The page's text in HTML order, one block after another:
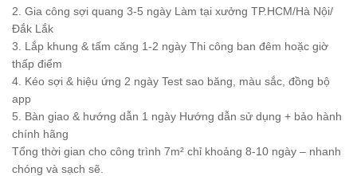
2. Gia công sợi quang 3-5 ngày Làm tại xưởng TP.HCM/Hà Nội/
Đắk Lắk
3. Lắp khung & tấm căng 1-2 ngày Thi công ban đêm hoặc giờ
thấp điểm
4. Kéo sợi & hiệu ứng 2 ngày Test sao băng, màu sắc, đồng bộ
app
5. Bàn giao & hướng dẫn 1 ngày Hướng dẫn sử dụng + bảo hành
chính hãng
Tổng thời gian cho công trình 7m² chỉ khoảng 8-10 ngày – nhanh
chóng và sạch sẽ.